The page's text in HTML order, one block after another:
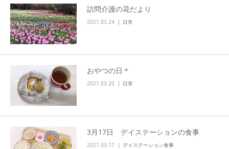
訪問介護の花だより
2021.03.24 日常
おやつの日＊
2021.03.20 日常
3月17日 デイステーションの食事
2021.03.17 デイステーション食事
求人情報
info